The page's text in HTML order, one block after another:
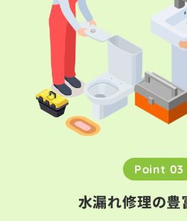
Point 03
水漏れ修理の豊